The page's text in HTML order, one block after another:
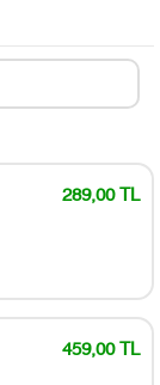
289,00 TL
459,00 TL